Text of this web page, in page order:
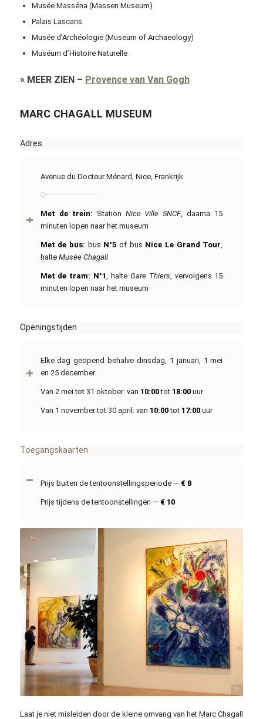
Musée Masséna (Massen Museum)
Palais Lascaris
Musée d’Archéologie (Museum of Archaeology)
Muséum d’Histoire Naturelle
» MEER ZIEN– Provence van Van Gogh
MARC CHAGALL MUSEUM
Adres
Avenue du Docteur Ménard, Nice, Frankrijk
Met de trein: Station Nice Ville SNCF, daarna 15
minuten lopen naar het museum
Met de bus: bus N°5 of bus Nice Le Grand Tour
halte Musée Chagall
Met de tram: N°1, halte Gare Thiers, vervolgens 15
minuten lopen naar het museum
Openingstijden
Elke dag geopend behalve dinsdag, 1 januari, 1 mei
en 25 december.
Van 2 mei tot 31 oktober: van 10:00tot 18:00uur
Van 1 november tot 30 april: van 10:00tot 17:00uur
Toegangskaarten
Prijs buiten de tentoonstellingsperiode — € 8
Prijs tijdens de tentoonstellingen — € 10
Rosino / flickr.com / CC BY-SA 2.0
Laat je niet misleiden door de kleine omvang van het Marc Chagall